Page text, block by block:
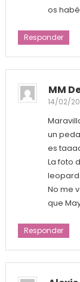
os
Responder
MM
14/02/
un
es
La foto
No me
que
Responder